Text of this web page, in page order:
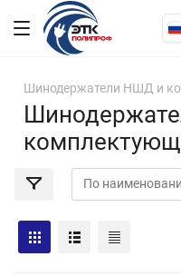
Шинодержатели НШД и